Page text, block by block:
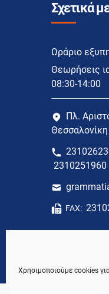
Χρησιμοποιούμε cookies
Σχετικά
Ωράριο
Θεωρήσεις
08:30-14:00
Πλ.
2310251960
FAX: